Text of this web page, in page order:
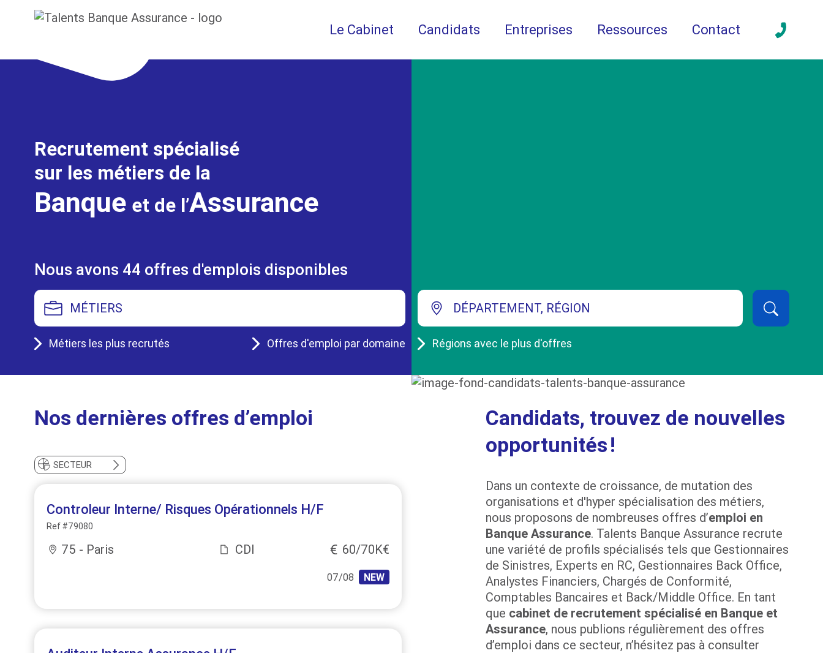
Le Cabinet Candidats Entreprises Ressources Contact
Recrutement spécialisé
sur les métiers de la
Banque et de l’Assurance
Nous avons 44 offres d'emplois disponibles
MÉTIERS
Métiers les plus recrutés Offres d'emploi par domaine
DÉPARTEMENT, RÉGION
Régions avec le plus d'offres
Nos dernières offres d’emploi
SECTEUR
Controleur Interne/ Risques Opérationnels H/F
Ref #79080
75 - Paris CDI 60/70K€
07/08 NEW
Candidats, trouvez de nouvelles
opportunités !
Dans un contexte de croissance, de mutation des
organisations et d'hyper spécialisation des métiers,
nous proposons de nombreuses offres d’emploi en
Banque Assurance. Talents Banque Assurance recrute
une variété de profils spécialisés tels que Gestionnaires
de Sinistres, Experts en RC, Gestionnaires Back Office,
Analystes Financiers, Chargés de Conformité,
Comptables Bancaires et Back/Middle Office. En tant
que cabinet de recrutement spécialisé en Banque et
Assurance, nous publions régulièrement des offres
d’emploi dans ce secteur, n’hésitez pas à consulter